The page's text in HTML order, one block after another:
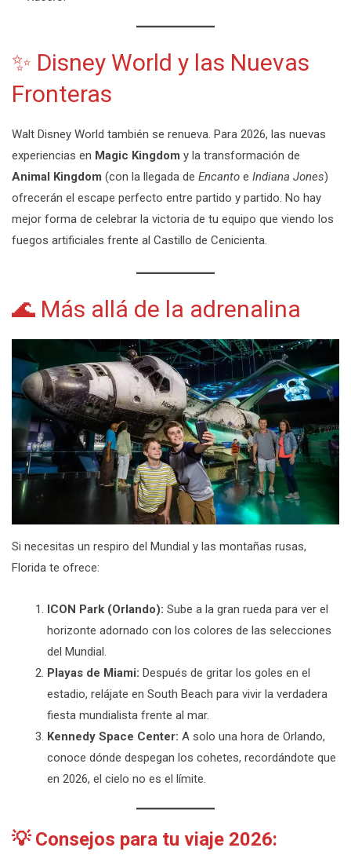
✨ Disney World y las Nuevas
Fronteras
Walt Disney World también se renueva. Para 2026, las nuevas
experiencias en Magic Kingdom y la transformación de
Animal Kingdom (con la llegada de Encanto e Indiana Jones)
ofrecerán el escape perfecto entre partido y partido. No hay
mejor forma de celebrar la victoria de tu equipo que viendo los
fuegos artificiales frente al Castillo de Cenicienta.
🌊 Más allá de la adrenalina
Si necesitas un respiro del Mundial y las montañas rusas,
Florida te ofrece:
ICON Park (Orlando): Sube a la gran rueda para ver el
horizonte adornado con los colores de las selecciones
del Mundial.
Playas de Miami: Después de gritar los goles en el
estadio, relájate en South Beach para vivir la verdadera
fiesta mundialista frente al mar.
Kennedy Space Center: A solo una hora de Orlando,
conoce dónde despegan los cohetes, recordándote que
en 2026, el cielo no es el límite.
💡 Consejos para tu viaje 2026: